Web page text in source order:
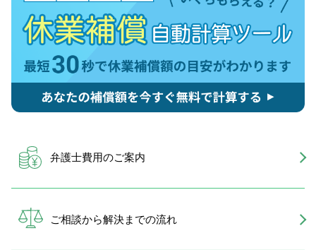
弁護士費用のご案内
ご相談から解決までの流れ